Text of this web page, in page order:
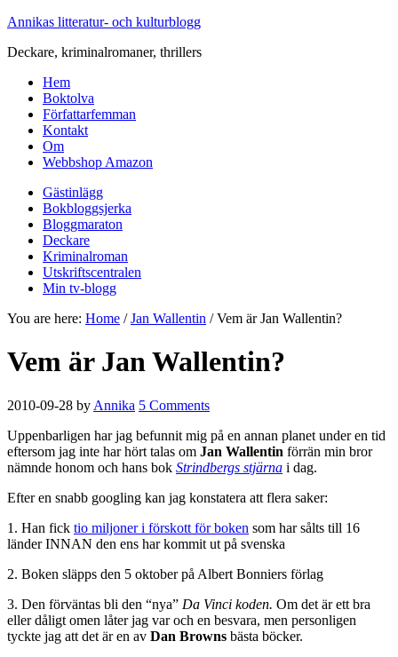
Annikas litteratur- och kulturblogg
Deckare, kriminalromaner, thrillers
Hem
Boktolva
Författarfemman
Kontakt
Om
Webbshop Amazon
Gästinlägg
Bokbloggsjerka
Bloggmaraton
Deckare
Kriminalroman
Utskriftscentralen
Min tv-blogg
You are here: Home / Jan Wallentin /Vem är Jan Wallentin?
Vem är Jan Wallentin?
2010-09-28 by Annika 5 Comments
Uppenbarligen har jag befunnit mig på en annan planet under en tid
eftersom jag inte har hört talas om Jan Wallentin förrän min bror
nämnde honom och hans bok Strindbergs stjärna i dag.
Efter en snabb googling kan jag konstatera att flera saker:
1. Han fick tio miljoner i förskott för boken som har sålts till 16
länder INNAN den ens har kommit ut på svenska
2. Boken släpps den 5 oktober på Albert Bonniers förlag
3. Den förväntas bli den “nya” Da Vinci koden. Om det är ett bra
eller dåligt omen låter jag var och en besvara, men personligen
tyckte jag att det är en av Dan Browns bästa böcker.